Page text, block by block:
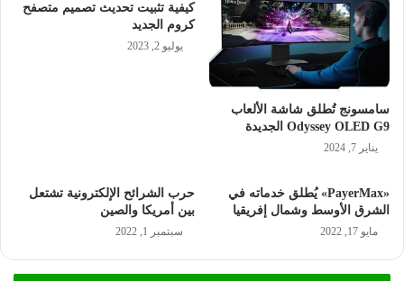
سامسونج تُطلق شاشة الألعاب
Odyssey OLED G9 الجديدة
يناير 7, 2024
كيفية تثبيت تحديث تصميم متصفح
كروم الجديد
يوليو 2, 2023
«PayerMax» يُطلق خدماته في
الشرق الأوسط وشمال إفريقيا
مايو 17, 2022
حرب الشرائح الإلكترونية تشتعل
بين أمريكا والصين
سبتمبر 1, 2022